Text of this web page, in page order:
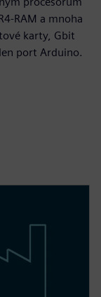
RAM a mnoha
karty, Gbit
port Arduino.